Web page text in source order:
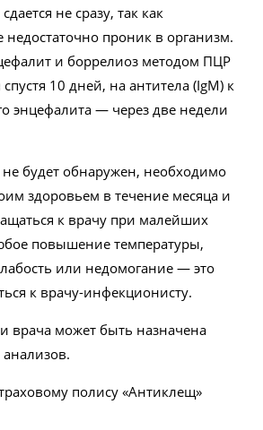
не сразу, так как
недостаточно проник в организм.
и боррелиоз методом ПЦР
10 дней, на антитела (IgM) к
энцефалита — через две недели
будет обнаружен, необходимо
здоровьем в течение месяца и
к врачу при малейших
повышение температуры,
или недомогание — это
к врачу-инфекционисту.
врача может быть назначена
анализов.
полису «Антиклещ»